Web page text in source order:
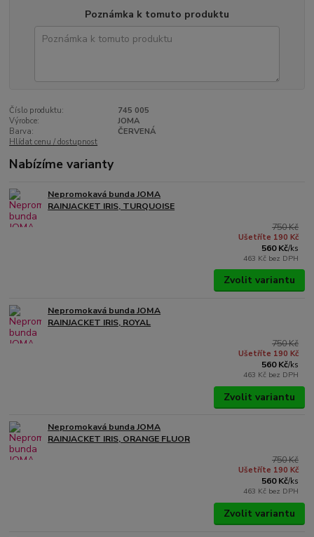
Poznámka k tomuto produktu
Číslo produktu:
745 005
Výrobce:
JOMA
Barva:
ČERVENÁ
Hlídat cenu / dostupnost
Nabízíme varianty
Nepromokavá bunda JOMA
RAINJACKET IRIS, TURQUOISE
750 Kč
Ušetříte 190 Kč
560 Kč/ks
463 Kč bez DPH
Zvolit variantu
Nepromokavá bunda JOMA
RAINJACKET IRIS, ROYAL
750 Kč
Ušetříte 190 Kč
560 Kč/ks
463 Kč bez DPH
Zvolit variantu
Nepromokavá bunda JOMA
RAINJACKET IRIS, ORANGE FLUOR
750 Kč
Ušetříte 190 Kč
560 Kč/ks
463 Kč bez DPH
Zvolit variantu